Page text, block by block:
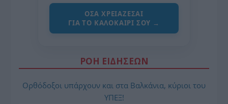
ΌΣΑ ΧΡΕΙΆΖΕΣΑΙ
ΓΙΑ ΤΟ ΚΑΛΟΚΑΊΡΙ ΣΟΥ →
ΡΟΗ ΕΙΔΗΣΕΩΝ
Ορθόδοξοι υπάρχουν και στα Βαλκάνια, κύριοι του
ΥΠΕΞ!